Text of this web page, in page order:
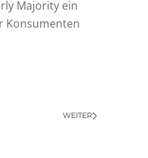
Majority ein
Konsumenten
WEITER